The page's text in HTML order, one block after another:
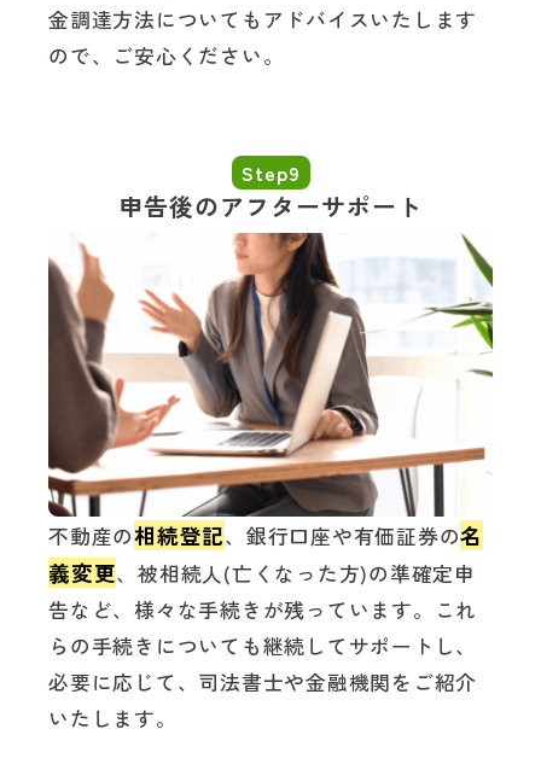
金調達方法についてもアドバイスいたします
ので、ご安心ください。
Step9
申告後のアフターサポート
不動産の相続登記、銀行口座や有価証券の名
義変更、被相続人(亡くなった方)の準確定申
告など、様々な手続きが残っています。これ
らの手続きについても継続してサポートし、
必要に応じて、司法書士や金融機関をご紹介
いたします。